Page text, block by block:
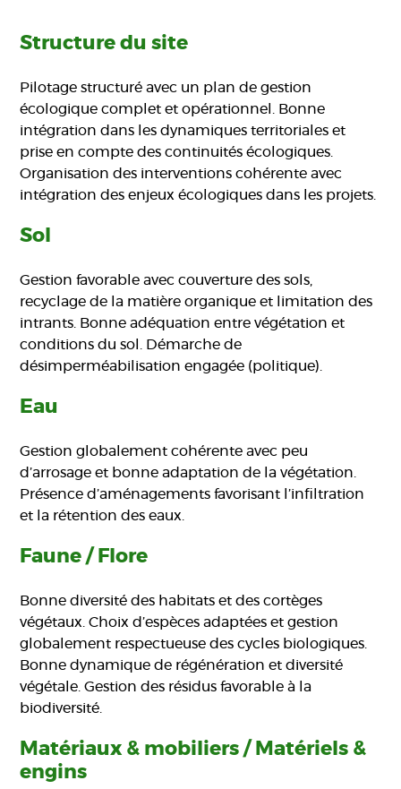
Structure du site
Pilotage structuré avec un plan de gestion
écologique complet et opérationnel. Bonne
intégration dans les dynamiques territoriales et
prise en compte des continuités écologiques.
Organisation des interventions cohérente avec
intégration des enjeux écologiques dans les projets.
Sol
Gestion favorable avec couverture des sols,
recyclage de la matière organique et limitation des
intrants. Bonne adéquation entre végétation et
conditions du sol. Démarche de
désimperméabilisation engagée (politique).
Eau
Gestion globalement cohérente avec peu
d’arrosage et bonne adaptation de la végétation.
Présence d’aménagements favorisant l’infiltration
et la rétention des eaux.
Faune / Flore
Bonne diversité des habitats et des cortèges
végétaux. Choix d’espèces adaptées et gestion
globalement respectueuse des cycles biologiques.
Bonne dynamique de régénération et diversité
végétale. Gestion des résidus favorable à la
biodiversité.
Matériaux & mobiliers / Matériels &
engins